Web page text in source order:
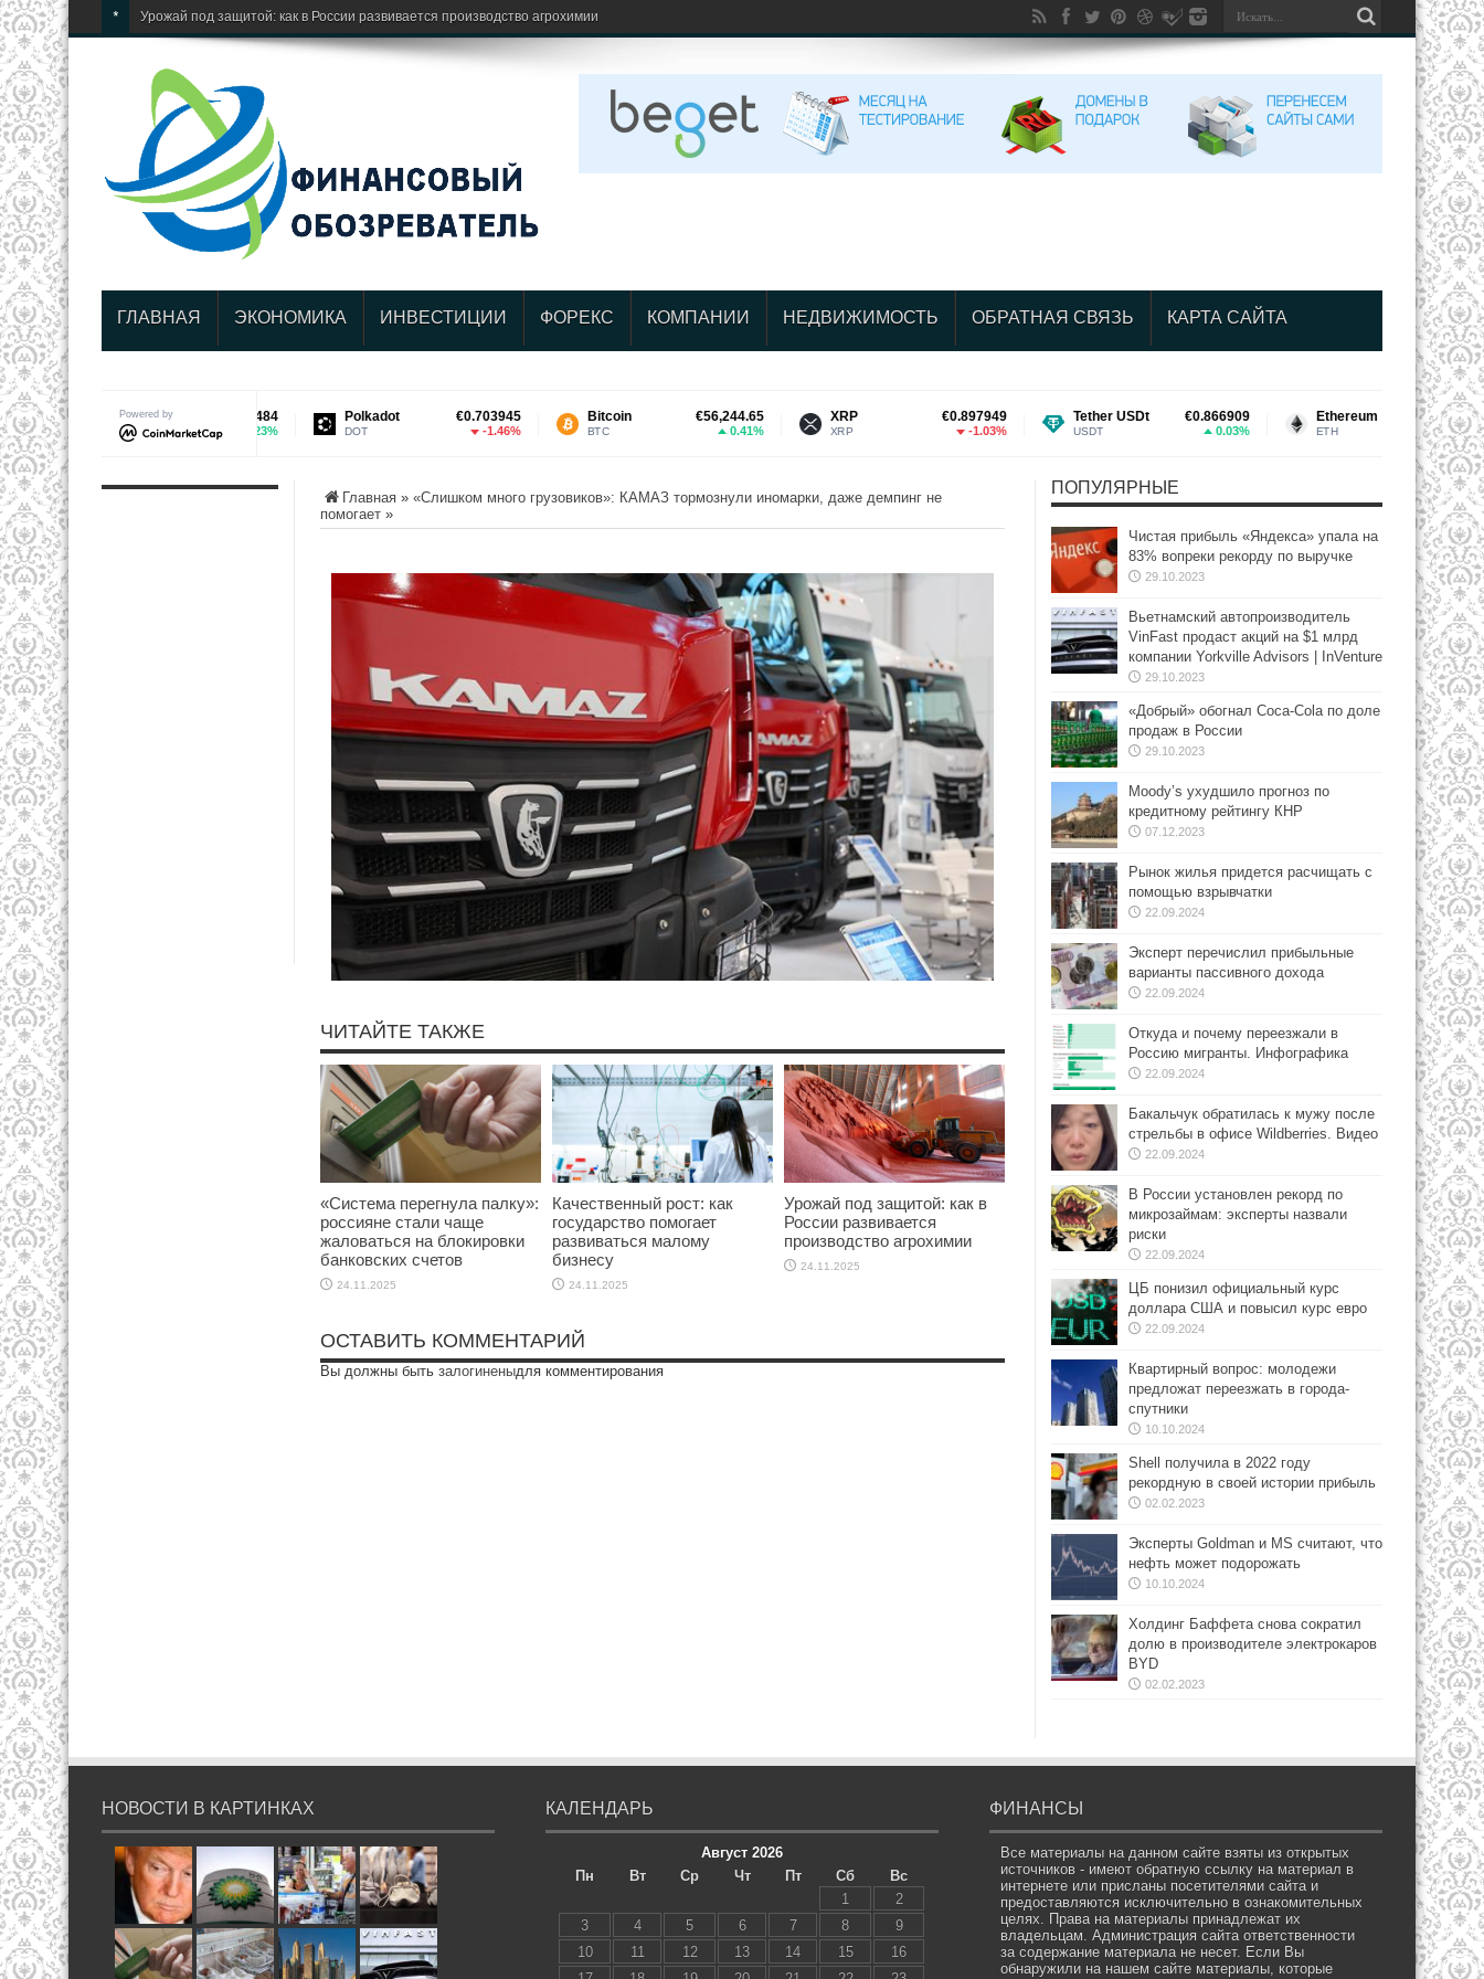
* Урожай под защитой: как в России развивается производство агрохимии
ГЛАВНАЯ ЭКОНОМИКА ИНВЕСТИЦИИ ФОРЕКС КОМПАНИИ НЕДВИЖИМОСТЬ ОБРАТНАЯ СВЯЗЬ КАРТА САЙТА
Powered by
Cardano €0.175484
ADA 7.23%
Polkadot €0.703945
DOT
Bitcoin €56,244.65
BTC
XRP
XRP
Tether USDt €0.866909
USDT
Ethereum €1,659.47
ETH 0.54%
Главная » «Слишком много грузовиков»: КАМАЗ тормознули иномарки, даже демпинг не
помогает »
ЧИТАЙТЕ ТАКЖЕ
«Система перегнула палку»:
россияне стали чаще
жаловаться на блокировки
банковских счетов
24.11.2025
Качественный рост: как
государство помогает
развиваться малому
бизнесу
24.11.2025
Урожай под защитой: как в
России развивается
производство агрохимии
24.11.2025
ОСТАВИТЬ КОММЕНТАРИЙ
Вы должны быть залогиненыдля комментирования
ПОПУЛЯРНЫЕ
Чистая прибыль «Яндекса» упала на
83% вопреки рекорду по выручке
29.10.2023
Вьетнамский автопроизводитель
VinFast продаст акций на $1 млрд
компании Yorkville Advisors | InVenture
29.10.2023
«Добрый» обогнал Coca-Cola по доле
продаж в России
29.10.2023
Moody’s ухудшило прогноз по
кредитному рейтингу КНР
07.12.2023
Рынок жилья придется расчищать с
помощью взрывчатки
22.09.2024
Эксперт перечислил прибыльные
варианты пассивного дохода
22.09.2024
Откуда и почему переезжали в
Россию мигранты. Инфографика
22.09.2024
Бакальчук обратилась к мужу после
стрельбы в офисе Wildberries. Видео
22.09.2024
В России установлен рекорд по
микрозаймам: эксперты назвали
риски
22.09.2024
ЦБ понизил официальный курс
доллара США и повысил курс евро
22.09.2024
Квартирный вопрос: молодежи
предложат переезжать в города-
спутники
10.10.2024
Shell получила в 2022 году
рекордную в своей истории прибыль
02.02.2023
Эксперты Goldman и MS считают, что
нефть может подорожать
10.10.2024
Холдинг Баффета снова сократил
долю в производителе электрокаров
BYD
02.02.2023
НОВОСТИ В КАРТИНКАХ КАЛЕНДАРЬ
Август 2026
Пн
Вт Ср Чт Пт Сб
Вс
1
2
3
4 5 6 7 8
9
10
11 12 13 14 15
16
ФИНАНСЫ
Все материалы на данном сайте взяты из открытых
источников - имеют обратную ссылку на материал в
интернете или присланы посетителями сайта и
предоставляются исключительно в ознакомительных
целях. Права на материалы принадлежат их
владельцам. Администрация сайта ответственности
за содержание материала не несет. Если Вы
обнаружили на нашем сайте материалы, которые